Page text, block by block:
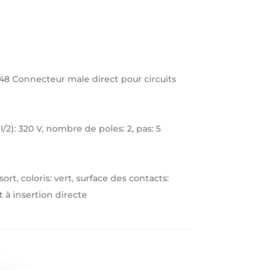
Connecteur male direct pour circuits
320 V, nombre de poles: 2, pas: 5
coloris: vert, surface des contacts:
à insertion directe